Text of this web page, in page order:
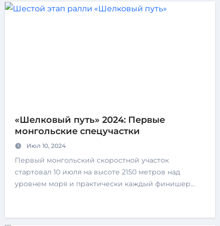
«Шелковый путь» 2024: Первые
монгольские спецучастки
Июл 10, 2024
Первый монгольский скоростной участок
стартовал 10 июля на высоте 2150 метров над
уровнем моря и практически каждый финишер…